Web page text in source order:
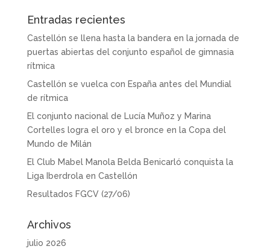
Entradas recientes
Castellón se llena hasta la bandera en la jornada de
puertas abiertas del conjunto español de gimnasia
rítmica
Castellón se vuelca con España antes del Mundial
de rítmica
El conjunto nacional de Lucía Muñoz y Marina
Cortelles logra el oro y el bronce en la Copa del
Mundo de Milán
El Club Mabel Manola Belda Benicarló conquista la
Liga Iberdrola en Castellón
Resultados FGCV (27/06)
Archivos
julio 2026